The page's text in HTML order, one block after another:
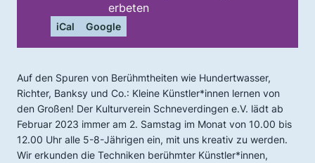
erbeten
iCal Google
Auf den Spuren von Berühmtheiten wie Hundertwasser,
Richter, Banksy und Co.: Kleine Künstler*innen lernen von
den Großen! Der Kulturverein Schneverdingen e.V. lädt ab
Februar 2023 immer am 2. Samstag im Monat von 10.00 bis
12.00 Uhr alle 5-8-Jährigen ein, mit uns kreativ zu werden.
Wir erkunden die Techniken berühmter Künstler*innen,